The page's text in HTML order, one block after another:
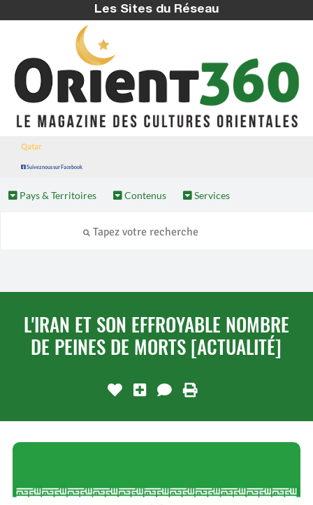
Les Sites du Réseau
Qatar
Suivez nous sur Facebook
Pays & Territoires Contenus Services
L'IRAN ET SON EFFROYABLE NOMBRE
DE PEINES DE MORTS [ACTUALITÉ]